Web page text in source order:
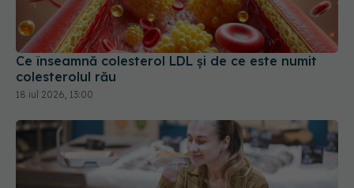
Ce înseamnă colesterol LDL și de ce este numit
colesterolul rău
18 iul 2026, 13:00